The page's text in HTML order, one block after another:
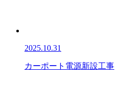
2025.10.31
カーポート電源新設工事